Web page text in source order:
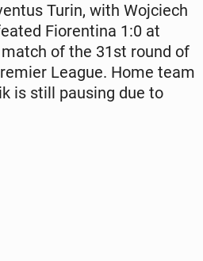
Turin, with Wo­j­ciech
Fiorenti­na 1:0 at
of the 31st round of
League. Home team
is still pausing due to